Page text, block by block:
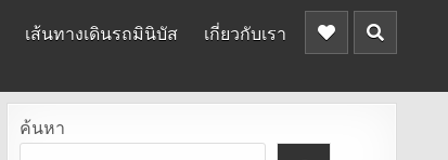
เส้นทางเดินรถมินิบัส เกี่ยวกับเรา
ค้นหา